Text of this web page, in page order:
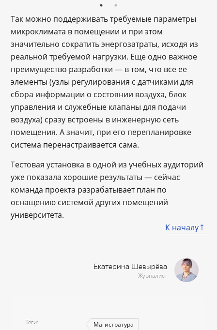
Так можно поддерживать требуемые параметры
микроклимата в помещении и при этом
значительно сократить энергозатраты, исходя из
реальной требуемой нагрузки. Еще одно важное
преимущество разработки — в том, что все ее
элементы (узлы регулирования с датчиками для
сбора информации о состоянии воздуха, блок
управления и служебные клапаны для подачи
воздуха) сразу встроены в инженерную сеть
помещения. А значит, при его перепланировке
система перенастраивается сама.
Тестовая установка в одной из учебных аудиторий
уже показала хорошие результаты — сейчас
команда проекта разрабатывает план по
оснащению системой других помещений
университета.
К началу
Екатерина Шевырёва
Журналист
Теги Магистратура